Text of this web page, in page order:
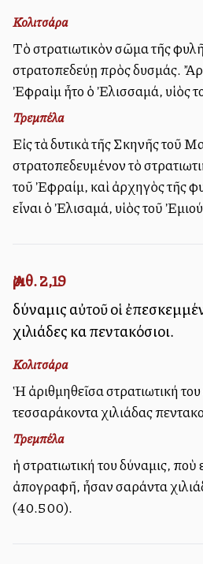
Κολιτσάρα
Τὸ στρατιωτικὸν σῶμα τῆς
στρατοπεδεύῃ πρὸς δυσμάς.
Ἐφραὶμ ἦτο ὁ Ἐλισσαμά, υἱὸς
Τρεμπέλα
Εἰς τὰ δυτικὰ τῆς Σκηνῆς τοῦ
στρατοπεδευμένον τὸ
τοῦ Ἐφραίμ, καὶ ἀρχηγὸς τῆς
εἶναι ὁ Ἐλισαμά, υἱὸς τοῦ
Ἀριθ. 2,19
δύναμις αὐτοῦ οἱ
χιλιάδες καὶ πεντακόσιοι.
Κολιτσάρα
Ἡ ἀριθμηθεῖσα στρατιωτική
τεσσαράκοντα χιλιάδας
Τρεμπέλα
ἡ στρατιωτική του δύναμις, ποὺ
ἀπογραφῆ, ἦσαν σαράντα
(40.500).